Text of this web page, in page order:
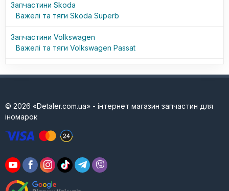
Запчастини Skoda
Важелі та тяги Skoda Superb
Запчастини Volkswagen
Важелі та тяги Volkswagen Passat
© 2026 «Detaler.com.ua» - інтернет магазин запчастин для
іномарок